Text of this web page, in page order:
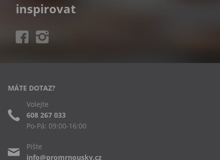
inspirovat
MÁTE DOTAZ?
Volejte
608 267 033
Po-Pá: 09:00-16:00
Pište
info@promrnousky.cz